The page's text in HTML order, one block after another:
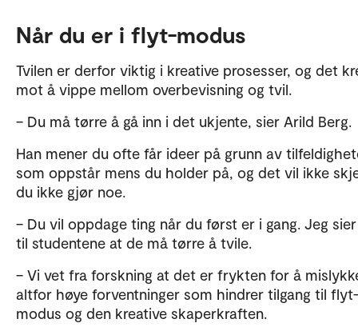
Når du er i flyt-modus
Tvilen er derfor viktig i kreative prosesser, og det
mot å vippe mellom overbevisning og tvil.
– Du må tørre å gå inn i det ukjente, sier Arild Berg.
Han mener du ofte får ideer på grunn av
som oppstår mens du holder på, og det vil ikke
du ikke gjør noe.
– Du vil oppdage ting når du først er i gang. Jeg
til studentene at de må tørre å tvile.
– Vi vet fra forskning at det er frykten for å
altfor høye forventninger som hindrer tilgang til
modus og den kreative skaperkraften.